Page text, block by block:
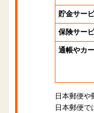
貯金サー
保険サー
通帳やカ
日本郵便
日本郵便